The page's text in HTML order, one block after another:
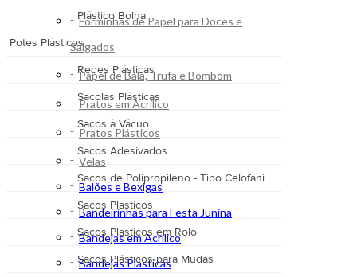
Forminhas de Papel para Doces e
Salgados
Papel de Bala, Trufa e Bombom
Pratos em Acrílico
Pratos Plásticos
Velas
Balões e Bexigas
Bandeirinhas para Festa Junina
Bandejas em Acrílico
Bandejas Plásticas
Plástico Bolha
Potes Plásticos
Redes Plásticas
Sacolas Plásticas
Sacos à Vácuo
Sacos Adesivados
Sacos de Polipropileno - Tipo Celofani
Sacos Plásticos
Sacos Plásticos em Rolo
Sacos Plásticos para Mudas